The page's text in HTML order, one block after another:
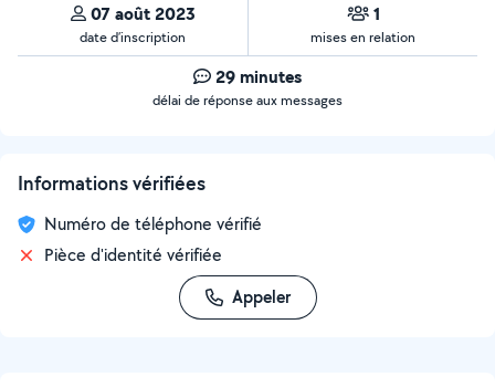
07 août 2023
date d’inscription
1
mises en relation
29 minutes
délai de réponse aux messages
Informations vérifiées
Numéro de téléphone vérifié
Pièce d'identité vérifiée
Appeler